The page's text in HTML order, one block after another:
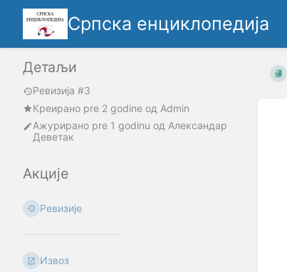
Српска енциклопедија
Детаљи
Ревизија #3
Креирано pre 2 godine oд Admin
Ажурирано pre 1 godinu од Александар
Деветак
Акције
Ревизије
Извоз